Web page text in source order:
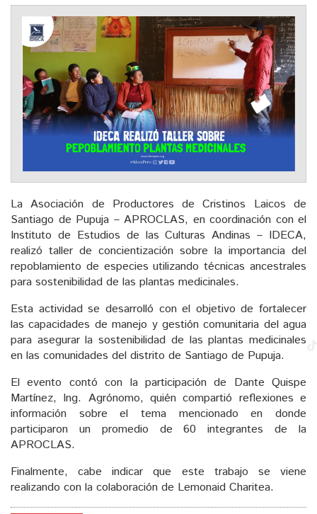
La Asociación de Productores de Cristinos Laicos de
Santiago de Pupuja – APROCLAS, en coordinación con el
Instituto de Estudios de las Culturas Andinas – IDECA,
realizó taller de concientización sobre la importancia del
repoblamiento de especies utilizando técnicas ancestrales
para sostenibilidad de las plantas medicinales.
Esta actividad se desarrolló con el objetivo de fortalecer
las capacidades de manejo y gestión comunitaria del agua
para asegurar la sostenibilidad de las plantas medicinales
en las comunidades del distrito de Santiago de Pupuja.
El evento contó con la participación de Dante Quispe
Martínez, Ing. Agrónomo, quién compartió reflexiones e
información sobre el tema mencionado en donde
participaron un promedio de 60 integrantes de la
APROCLAS.
Finalmente, cabe indicar que este trabajo se viene
realizando con la colaboración de Lemonaid Charitea.